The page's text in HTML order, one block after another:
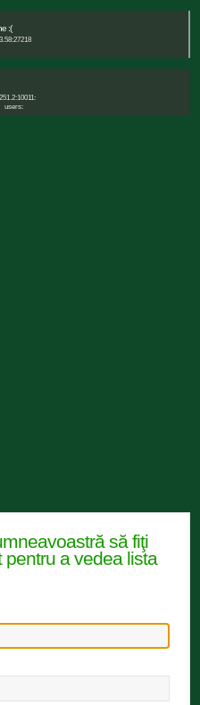
:(
users:
să fiţi
pentru a vedea lista